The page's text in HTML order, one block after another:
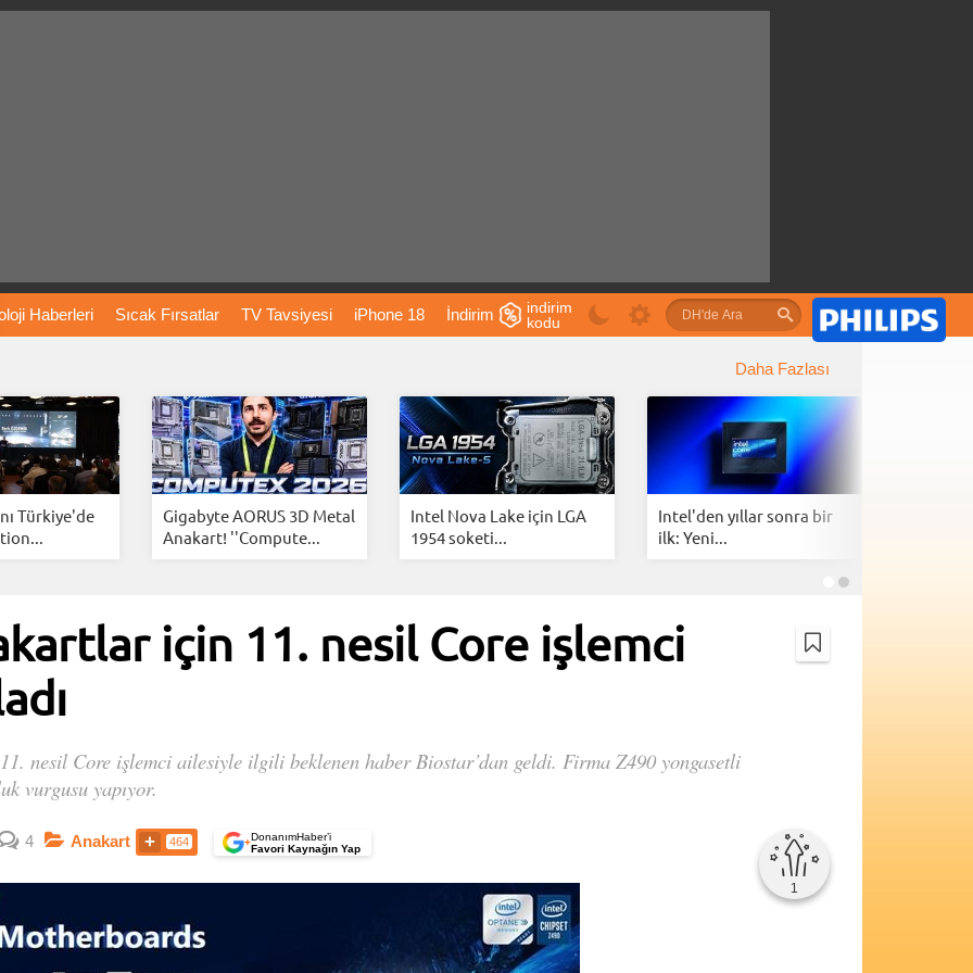
Haberleri Sıcak Fırsatlar TV Tavsiyesi iPhone 18 İndirim
Vizyondaki Filmler Bitcoin Dizi Önerileri Telefon Önerileri
Dondurma İnstagram Çöktü Mü
indirim
kodu
Daha Fazlası
Türkiye'de
Gigabyte AORUS 3D Metal
Anakart! ''Compute...
Intel Nova Lake için LGA
1954 soketi...
Intel'den yıllar sonra bir
ilk: Yeni...
için 11. nesil Core işlemci
nesil Core işlemci ailesiyle ilgili beklenen haber Biostar’dan geldi. Firma Z490 yongasetli
vurgusu yapıyor.
4 Anakart 464 +DonanımHaber’i
Favori Kaynağın Yap
1